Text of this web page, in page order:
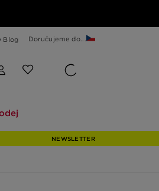
Blog Doručujeme do...
NEWSLETTER